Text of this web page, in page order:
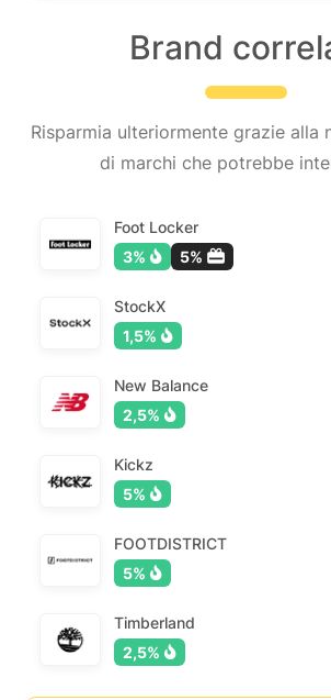
Brand
Risparmia ulteriormente grazie alla
di marchi che potrebbe
Foot Locker
3%
5%
StockX
1,5%
New Balance
2,5%
Kickz
5%
FOOTDISTRICT
5%
Timberland
2,5%